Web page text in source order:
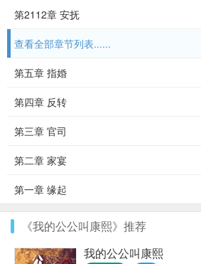
第2112章 安抚
查看全部章节列表......
第五章 指婚
第四章 反转
第三章 官司
第二章 家宴
第一章 缘起
《我的公公叫康熙》推荐
我的公公叫康熙